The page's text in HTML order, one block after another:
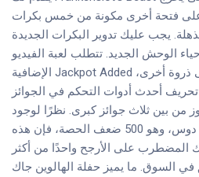
فتحة أخرى مكونة من خمس بكرات
يجب عليك تدوير البكرات الجديدة
الوحش الجديد. تتطلب لعبة الفيديو
الإضافية Jackpot Added الجديدة نقل أحدث الرعب إلى ذروة أخرى،
أحدث أدوات التحكم في الجوائز
من بين ثلاث جوائز كبرى. نظرًا لوجود
حد أقصى للدفع بعيدًا عن دوس، وهو 500 ضعف الحصة، فإن هذه
المضطرب على الأرجح واحدًا من أكثر
في السوق. ما يميز حفلة الهالوين جاك